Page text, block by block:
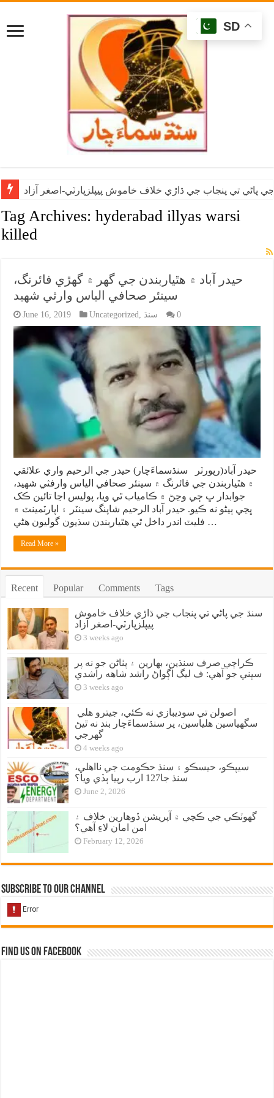
پاڻي تي پنجاب جي ڌاڙي خلاف خاموش پيپلزپارٽي-اصغر آزاد
Tag Archives:hyderabad illyas warsi
killed
حيدر آباد ۾ هٿياربندن جي گهر ۾ گهڙي فائرنگ،
سينئر صحافي الياس وارثي شهيد
June 16, 2019 Uncategorized, سنڌ 0
حيدر آباد(رپورٽر سنڌسماءَچار) حيدر جي الرحيم واري علائقي
۾ هٿياربندن جي فائرنگ ۾ سينئر صحافي الياس وارفثي شهيد،
جوابدار ڀ ڄي وڃڻ ۾ ڪامياب ٿي ويا، پوليس اڃا تائين ڪک
ڀڃي ٻيڻو نه ڪيو. حيدر آباد الرحيم شاپنگ سينٽر ۽ اپارٽمينٽ ۾
فليٽ اندر داخل ٿي هٿياربندن سڌيون گوليون هڻي …
Read More »
Recent Popular Comments Tags
سنڌ جي پاڻي تي پنجاب جي ڌاڙي خلاف خاموش
پيپلزپارٽي-اصغر آزاد
3 weeks ago
ڪراچي صرف سنڌين، بهارين ۽ پٺاڻن جو نه پر
سڀني جو آهي: ف ليگ اڳواڻ راشد شاهه راشدي
3 weeks ago
سگهياسين هلياسين، پر سنڌسماءَچار بند نه ٿيڻ
گهرجي
4 weeks ago
سيپڪو، حيسڪو ۽ سنڌ حڪومت جي نااهلي،
سنڌ جا127 ارب رپيا ٻڏي ويا؟
June 2, 2026
گهوٽڪي جي ڪچي ۾ آپريشن ڏوهارين خلاف ۽
امن امان لاءِ آهي؟
February 12, 2026
Subscribe to our Channel
Find us on Facebook
SD